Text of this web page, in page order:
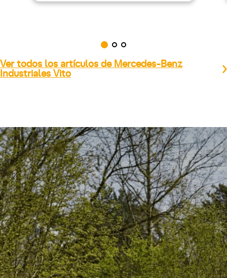
Ver todos los artículos de Mercedes-Benz
Industriales Vito